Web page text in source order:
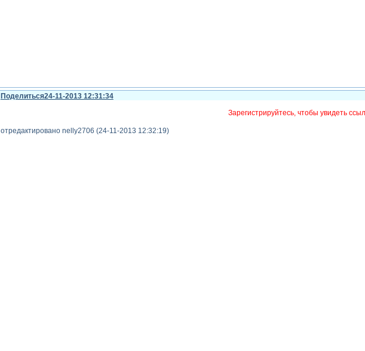
Поделиться24-11-2013 12:31:34
Зарегистрируйтесь, чтобы увидеть
отредактировано nelly2706 (24-11-2013 12:32:19)